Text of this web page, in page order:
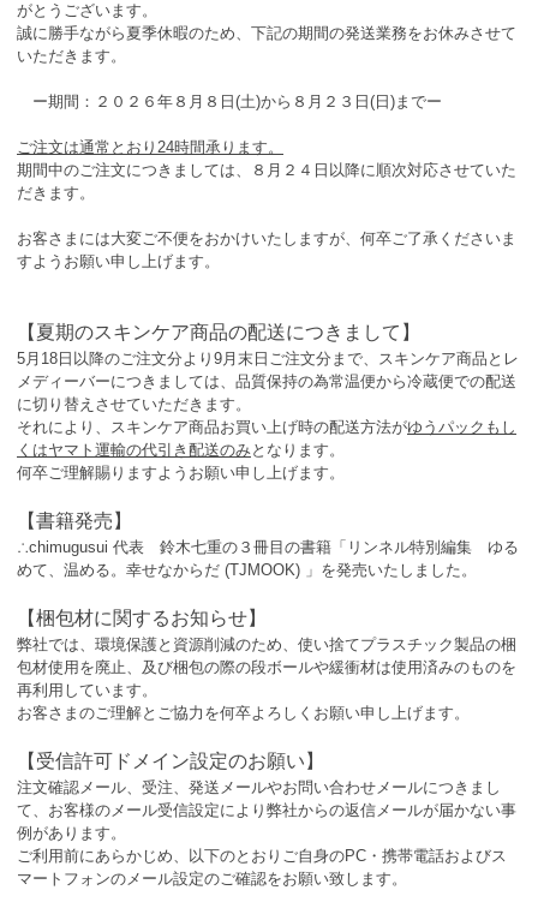
がとうございます。
誠に勝手ながら夏季休暇のため、下記の期間の発送業務をお休みさせて
いただきます。
ー期間：２０２６年８月８日(土)から８月２３日(日)までー
ご注文は通常とおり24時間承ります。
期間中のご注文につきましては、８月２４日以降に順次対応させていた
だきます。
お客さまには大変ご不便をおかけいたしますが、何卒ご了承くださいま
すようお願い申し上げます。
【夏期のスキンケア商品の配送につきまして】
5月18日以降のご注文分より9月末日ご注文分まで、スキンケア商品とレ
メディーバーにつきましては、品質保持の為常温便から冷蔵便での配送
に切り替えさせていただきます。
それにより、スキンケア商品お買い上げ時の配送方法がゆうパックもし
くはヤマト運輸の代引き配送のみとなります。
何卒ご理解賜りますようお願い申し上げます。
【書籍発売】
∴chimugusui 代表 鈴木七重の３冊目の書籍「リンネル特別編集 ゆる
めて、温める。幸せなからだ (TJMOOK) 」を発売いたしました。
【梱包材に関するお知らせ】
弊社では、環境保護と資源削減のため、使い捨てプラスチック製品の梱
包材使用を廃止、及び梱包の際の段ボールや緩衝材は使用済みのものを
再利用しています。
お客さまのご理解とご協力を何卒よろしくお願い申し上げます。
【受信許可ドメイン設定のお願い】
注文確認メール、受注、発送メールやお問い合わせメールにつきまし
て、お客様のメール受信設定により弊社からの返信メールが届かない事
例があります。
ご利用前にあらかじめ、以下のとおりご自身のPC・携帯電話およびス
マートフォンのメール設定のご確認をお願い致します。